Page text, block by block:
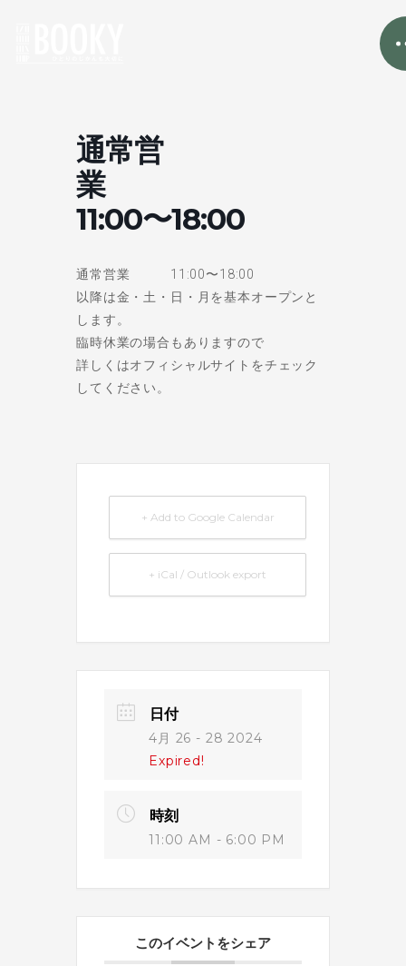
通常営
業
11:00〜18:00
通常営業 11:00〜18:00
以降は金・土・日・月を基本オープンと
します。
臨時休業の場合もありますので
詳しくはオフィシャルサイトをチェック
してください。
+ Add to Google Calendar
+ iCal / Outlook export
日付
4月 26 - 28 2024
Expired!
時刻
11:00 AM - 6:00 PM
このイベントをシェア